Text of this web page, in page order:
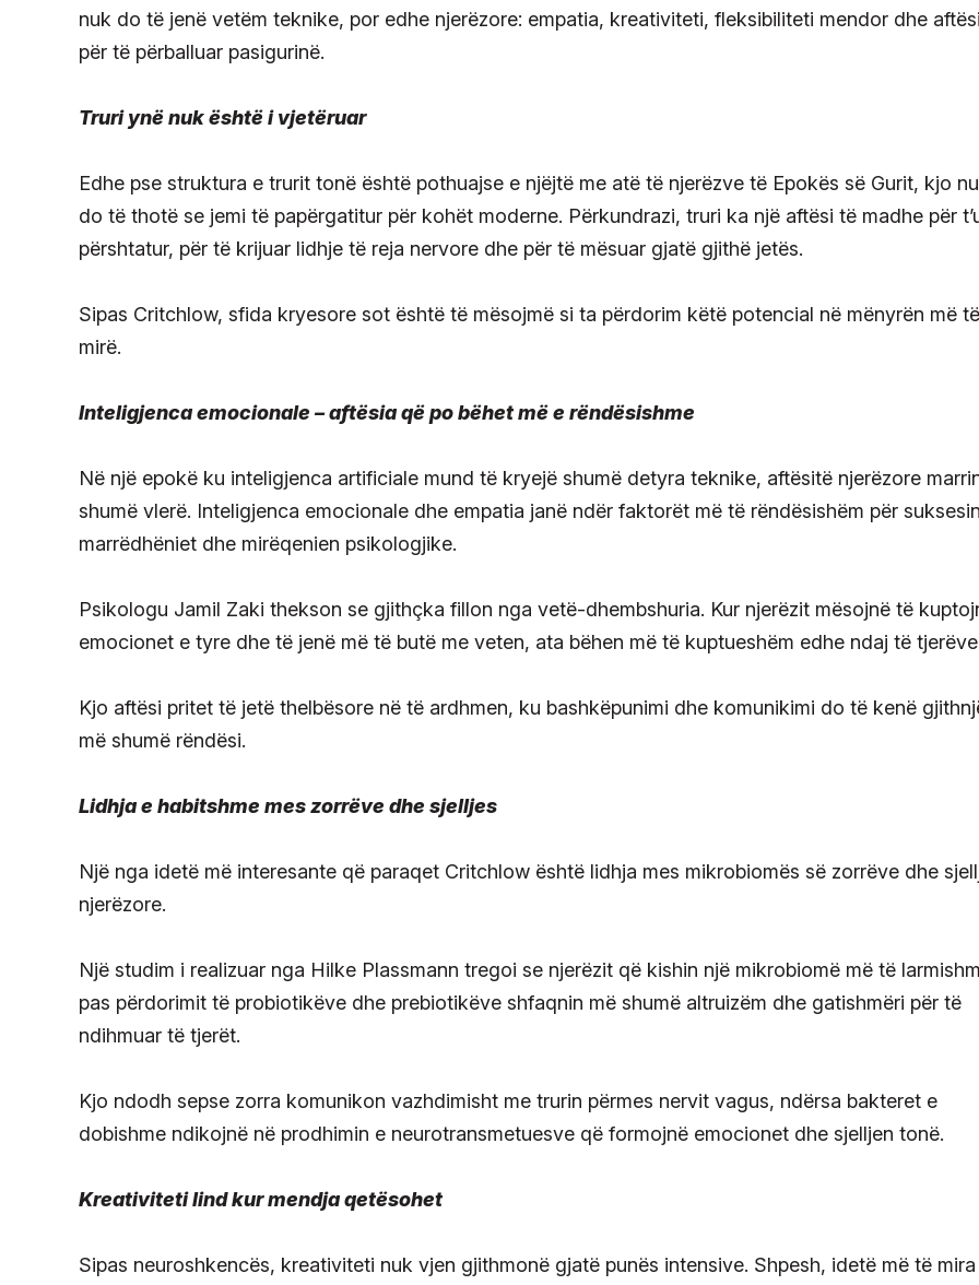
nuk do të jenë vetëm teknike, por edhe njerëzore: empatia, kreativiteti, fleksibiliteti mendor dhe
për të përballuar pasigurinë.
Truri ynë nuk është i vjetëruar
Edhe pse struktura e trurit tonë është pothuajse e njëjtë me atë të njerëzve të Epokës së Gurit, kjo
do të thotë se jemi të papërgatitur për kohët moderne. Përkundrazi, truri ka një aftësi të madhe për
përshtatur, për të krijuar lidhje të reja nervore dhe për të mësuar gjatë gjithë jetës.
Sipas Critchlow, sfida kryesore sot është të mësojmë si ta përdorim këtë potencial në mënyrën më të
mirë.
Inteligjenca emocionale – aftësia që po bëhet më e rëndësishme
Në një epokë ku inteligjenca artificiale mund të kryejë shumë detyra teknike, aftësitë njerëzore
shumë vlerë. Inteligjenca emocionale dhe empatia janë ndër faktorët më të rëndësishëm për
marrëdhëniet dhe mirëqenien psikologjike.
Psikologu Jamil Zaki thekson se gjithçka fillon nga vetë-dhembshuria. Kur njerëzit mësojnë të
emocionet e tyre dhe të jenë më të butë me veten, ata bëhen më të kuptueshëm edhe ndaj të
Kjo aftësi pritet të jetë thelbësore në të ardhmen, ku bashkëpunimi dhe komunikimi do të kenë
më shumë rëndësi.
Lidhja e habitshme mes zorrëve dhe sjelljes
Një nga idetë më interesante që paraqet Critchlow është lidhja mes mikrobiomës së zorrëve dhe
njerëzore.
Një studim i realizuar nga Hilke Plassmann tregoi se njerëzit që kishin një mikrobiomë më të
pas përdorimit të probiotikëve dhe prebiotikëve shfaqnin më shumë altruizëm dhe gatishmëri për të
ndihmuar të tjerët.
Kjo ndodh sepse zorra komunikon vazhdimisht me trurin përmes nervit vagus, ndërsa bakteret e
dobishme ndikojnë në prodhimin e neurotransmetuesve që formojnë emocionet dhe sjelljen tonë.
Kreativiteti lind kur mendja qetësohet
Sipas neuroshkencës, kreativiteti nuk vjen gjithmonë gjatë punës intensive. Shpesh, idetë më të mira